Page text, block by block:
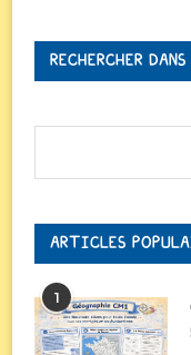
RECHERCHER
ARTICLES
1